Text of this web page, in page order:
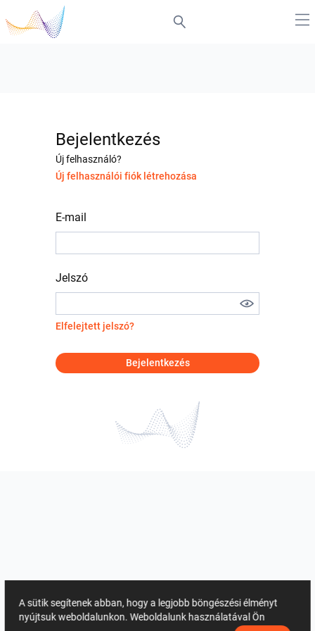
Bejelentkezés
Új felhasználó?
Új felhasználói fiók létrehozása
E-mail
Jelszó
Elfelejtett jelszó?
Bejelentkezés
A sütik segítenek abban, hogy a legjobb böngészési élményt
nyújtsuk weboldalunkon. Weboldalunk használatával Ön